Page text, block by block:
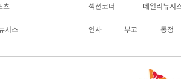
츠
시스
섹션코너 데일리뉴시
인사 부고 동정